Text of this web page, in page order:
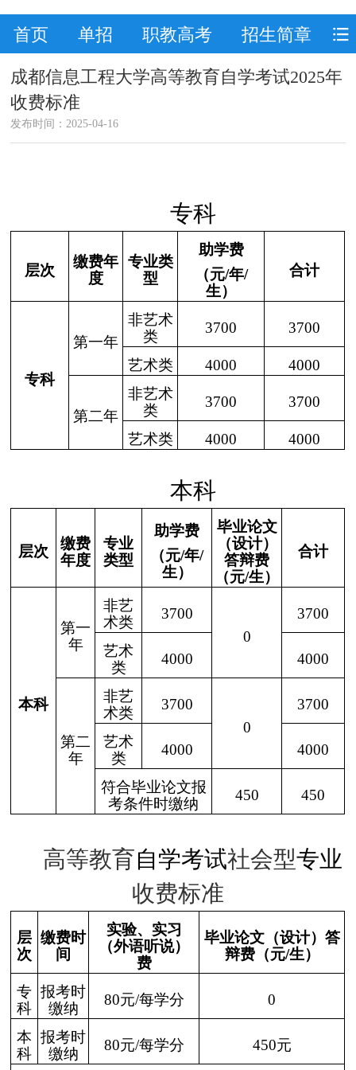
首页 单招 职教高考 招生简章
成都信息工程大学高等教育自学考试2025年
收费标准
发布时间：2025-04-16
专科
层次
缴费年
度
专业类
型
助学费
（元/年/
生）
合计
专科
第一年
非艺术
类
3700 3700
艺术类 4000 4000
第二年
非艺术
类
3700 3700
艺术类 4000 4000
本科
层次
缴费
年度
专业
类型
助学费
（元/年/
生）
毕业论文
（设计）
答辩费
（元/生）
合计
本科
第一
年
非艺
术类
3700
0
3700
艺术
类
4000 4000
第二
年
非艺
术类
3700
0
3700
艺术
类
4000 4000
符合毕业论文报
考条件时缴纳
450 450
高等教育自学考试社会型专业
收费标准
层
次
缴费时
间
实验、实习
（外语听说）
费
毕业论文（设计）答
辩费（元/生）
专
科
报考时
缴纳
80元/每学分 0
本
科
报考时
缴纳
80元/每学分 450元